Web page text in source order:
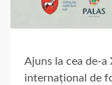
Ajuns la cea de-a
internațional de